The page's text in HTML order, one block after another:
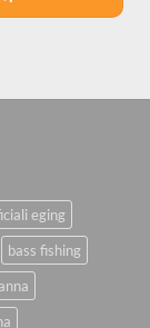
eging
bass fishing